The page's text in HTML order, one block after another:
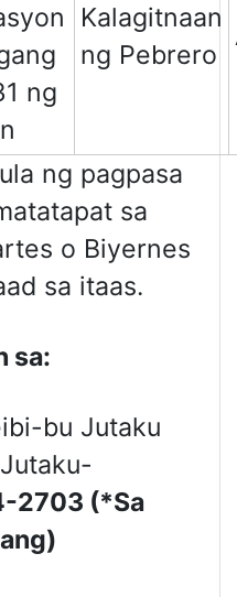
ng
Kalagitnaan
ng Pebrero
ng pagpasa
sa
o Biyernes
sa itaas.
sa:
bu Jutaku
2703 (*Sa